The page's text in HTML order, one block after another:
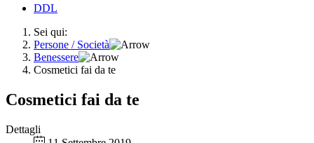
DDL
Sei qui:
Persone / Società
Benessere
Cosmetici fai da te
Cosmetici fai da te
Dettagli